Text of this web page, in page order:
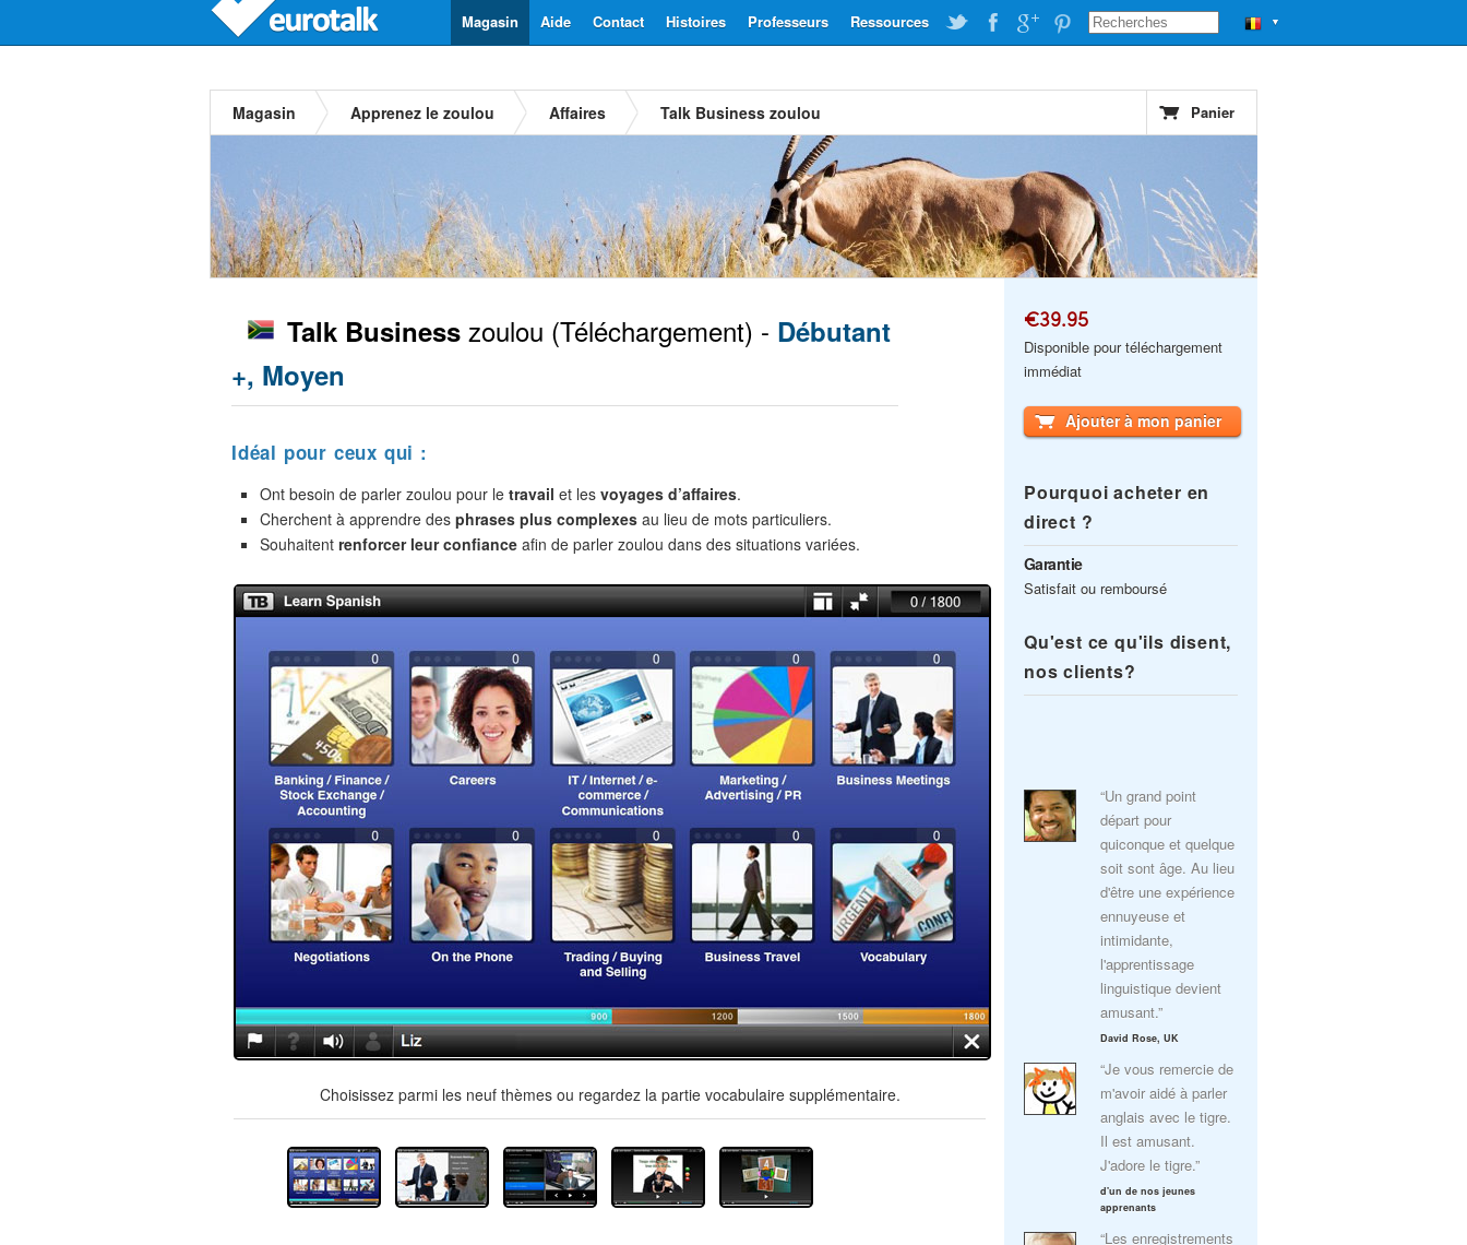
▼
Ressources
Professeurs
Histoires
Contact
Aide
Magasin
Magasin Apprenez le zoulou Affaires Talk Business zoulou Panier
Talk Business zoulou (Téléchargement) - Débutant
+, Moyen
Idéal pour ceux qui :
Ont besoin de parler zoulou pour le travail et les voyages d’affaires.
Cherchent à apprendre des phrases plus complexes au lieu de mots particuliers.
Souhaitent renforcer leur confiance afin de parler zoulou dans des situations variées.
Choisissez parmi les neuf thèmes ou regardez la partie vocabulaire supplémentaire.
€39.95
Disponible pour téléchargement
immédiat
Ajouter à mon panier
Pourquoi acheter en
direct ?
Garantie
Satisfait ou remboursé
Qu'est ce qu'ils disent,
nos clients?
“Un grand point
départ pour
quiconque et quelque
soit sont âge. Au lieu
d'être une expérience
ennuyeuse et
intimidante,
l'apprentissage
linguistique devient
amusant.”
David Rose, UK
“Je vous remercie de
m'avoir aidé à parler
anglais avec le tigre.
Il est amusant.
J'adore le tigre.”
d'un de nos jeunes
apprenants
“Les enregistrements